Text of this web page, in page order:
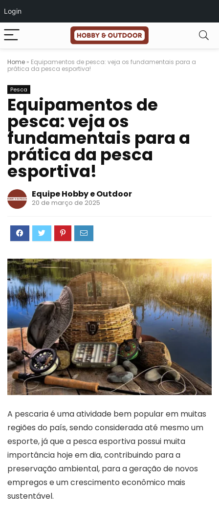
Login
Home » Equipamentos de pesca: veja os fundamentais para a
prática da pesca esportiva!
Pesca
Equipamentos de
pesca: veja os
fundamentais para a
prática da pesca
esportiva!
Equipe Hobby e Outdoor
20 de março de 2025
A pescaria é uma atividade bem popular em muitas
regiões do país, sendo considerada até mesmo um
esporte, já que a pesca esportiva possui muita
importância hoje em dia, contribuindo para a
preservação ambiental, para a geração de novos
empregos e um crescimento econômico mais
sustentável.